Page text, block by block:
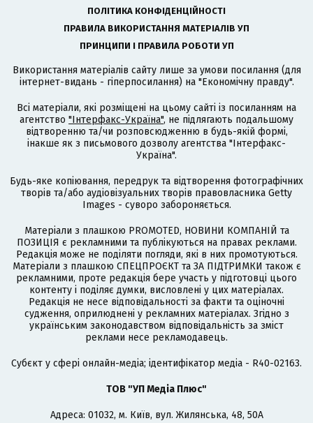
ПОЛІТИКА КОНФІДЕНЦІЙНОСТІ
ПРАВИЛА ВИКОРИСТАННЯ МАТЕРІАЛІВ УП
ПРИНЦИПИ І ПРАВИЛА РОБОТИ УП
Використання матеріалів сайту лише за умови посилання (для
інтернет-видань - гіперпосилання) на "Економічну правду".
Всі матеріали, які розміщені на цьому сайті із посиланням на
агентство "Інтерфакс-Україна", не підлягають подальшому
відтворенню та/чи розповсюдженню в будь-якій формі,
інакше як з письмового дозволу агентства "Інтерфакс-
Україна".
Будь-яке копіювання, передрук та відтворення фотографічних
творів та/або аудіовізуальних творів правовласника Getty
Images - суворо забороняється.
Матеріали з плашкою PROMOTED, НОВИНИ КОМПАНІЙ та
ПОЗИЦІЯ є рекламними та публікуються на правах реклами.
Редакція може не поділяти погляди, які в них промотуються.
Матеріали з плашкою СПЕЦПРОЄКТ та ЗА ПІДТРИМКИ також є
рекламними, проте редакція бере участь у підготовці цього
контенту і поділяє думки, висловлені у цих матеріалах.
Редакція не несе відповідальності за факти та оціночні
судження, оприлюднені у рекламних матеріалах. Згідно з
українським законодавством відповідальність за зміст
реклами несе рекламодавець.
Cубєкт у сфері онлайн-медіа; ідентифікатор медіа - R40-02163.
ТОВ "УП Медіа Плюс"
Адреса: 01032, м. Київ, вул. Жилянська, 48, 50А